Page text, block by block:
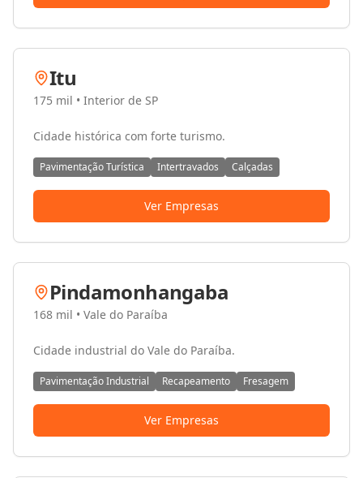
Itu
175 mil • Interior de SP
Cidade histórica com forte turismo.
Pavimentação Turística Intertravados Calçadas
Ver Empresas
Pindamonhangaba
168 mil • Vale do Paraíba
Cidade industrial do Vale do Paraíba.
Pavimentação Industrial Recapeamento Fresagem
Ver Empresas